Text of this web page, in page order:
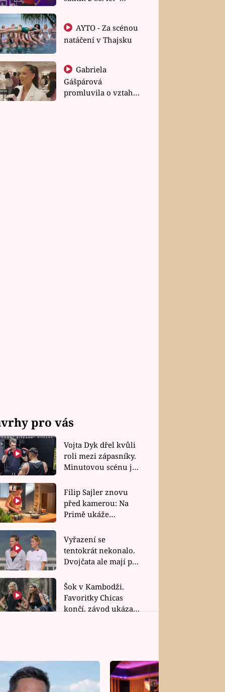
natáčení v Thajsku
Gabriela
Gášpárová
promluvila o vztahu
pro vás
Vojta Dyk dřel kvůli
roli mezi zápasníky.
Minutovou scénu jel
Filip Sajler znovu
před kamerou: Na
Primě ukáže
rychlé recepty
Vyřazení se
tentokrát nekonalo.
Dvojčata ale mají po
závodu nůž na krku
Šok v Kambodži.
Favoritky Chicas
končí, závod ukázal